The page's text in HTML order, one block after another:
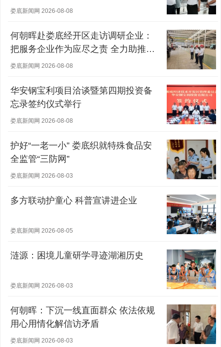
娄底新闻网 2026-08-08
何朝晖赴娄底经开区走访调研企业：
把服务企业作为应尽之责 全力助推经
营主体稳健发展
娄底新闻网 2026-08-08
华安钢宝利项目洽谈暨第四期投资备
忘录签约仪式举行
娄底新闻网 2026-08-08
护好“一老一小” 娄底织就特殊食品安
全监管“三防网”
娄底新闻网 2026-08-03
多方联动护童心 科普宣讲进企业
娄底新闻网 2026-08-05
涟源：困境儿童研学寻迹湖湘历史
娄底新闻网 2026-08-03
何朝晖：下沉一线直面群众 依法依规
用心用情化解信访矛盾
娄底新闻网 2026-08-03